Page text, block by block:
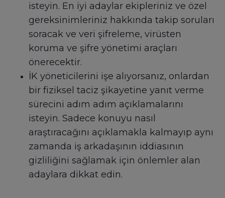
isteyin. En iyi adaylar ekipleriniz ve özel
gereksinimleriniz hakkında takip soruları
soracak ve veri şifreleme, virüsten
koruma ve şifre yönetimi araçları
önerecektir.
İK yöneticilerini işe alıyorsanız, onlardan
bir fiziksel taciz şikayetine yanıt verme
sürecini adım adım açıklamalarını
isteyin. Sadece konuyu nasıl
araştıracağını açıklamakla kalmayıp aynı
zamanda iş arkadaşının iddiasının
gizliliğini sağlamak için önlemler alan
adaylara dikkat edin.